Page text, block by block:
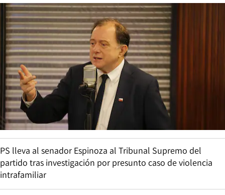
PS lleva al senador Espinoza al Tribunal Supremo del
partido tras investigación por presunto caso de violencia
intrafamiliar